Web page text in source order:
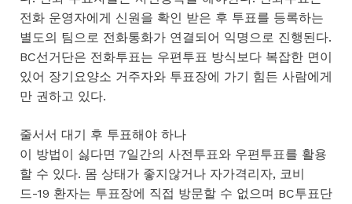
전화 운영자에게 신원을 확인 받은 후 투표를 등록하는
별도의 팀으로 전화통화가 연결되어 익명으로 진행된다.
BC선거단은 전화투표는 우편투표 방식보다 복잡한 면이
있어 장기요양소 거주자와 투표장에 가기 힘든 사람에게
만 권하고 있다.
줄서서 대기 후 투표해야 하나
이 방법이 싫다면 7일간의 사전투표와 우편투표를 활용
할 수 있다. 몸 상태가 좋지않거나 자가격리자, 코비
드-19 환자는 투표장에 직접 방문할 수 없으며 BC투표단